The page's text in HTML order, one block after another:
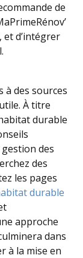
de
et d’intégrer
à des sources
À titre
durable
des
des
les pages
durable
approche
dans
à la mise en